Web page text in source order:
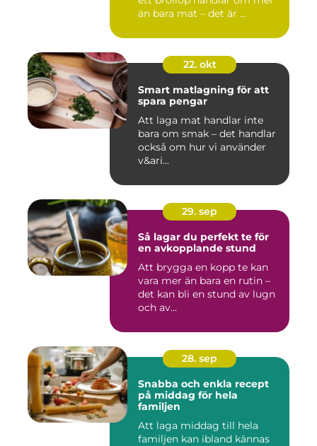
än bara mat – det är ...
22. okt
Smart matlagning för att
spara pengar
Att laga mat handlar inte
bara om smak – det handlar
också om hur vi använder
v&ari...
29. sep
Så lagar du perfekt te för
en avkopplande stund
Att brygga en kopp te kan
vara mer än bara en rutin –
det kan bli en stund av lugn
och av...
28. sep
Snabba och enkla recept
på middag för hela
familjen
Att laga middag till hela
familjen kan ibland kännas